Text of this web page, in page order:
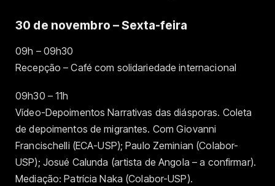
30 de novembro – Sexta-feira
09h – 09h30
Recepção – Café com solidariedade internacional
09h30 – 11h
Vídeo-Depoimentos Narrativas das diásporas. Coleta
de depoimentos de migrantes. Com Giovanni
Francischelli (ECA-USP); Paulo Zeminian (Colabor-
USP); Josué Calunda (artista de Angola – a confirmar).
Mediação: Patrícia Naka (Colabor-USP).